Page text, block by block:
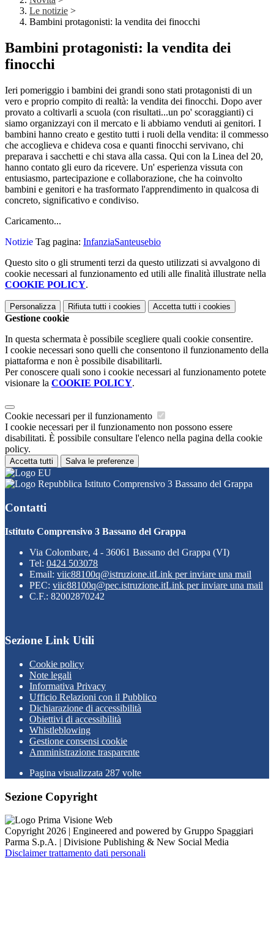
Le notizie >
Bambini protagonisti: la vendita dei finocchi
Bambini protagonisti: la vendita dei
finocchi
Ieri pomeriggio i bambini dei grandi sono stati protagonisti di un
vero e proprio compito di realtà: la vendita dei finocchi. Dopo aver
provato a coltivarli a scuola (con risultati...un po' scoraggianti) ci
siamo organizzayi con il mercato e li abbiamo venduti ai genitori. I
bambini hanno creato e gestito tutti i ruoli della vendita: il commesso
che accoglieva e chideva cosa e quanti finocchi servivano, chi
preparava i sacchetti e chi stava alla cassa. Qui con la Linea del 20,
hanno contato gli euro da ricevere. Un' esperienza vissuta con
entusiasmo, partecipazione e collaborazione, che ha coinvolto
bambini e genitori e ha trasformato l'apprendimento in qualcosa di
concreto, significativo e condiviso.
Caricamento...
Notizie Tag pagina: InfanziaSanteusebio
Questo sito o gli strumenti terzi da questo utilizzati si avvalgono di
cookie necessari al funzionamento ed utili alle finalità illustrate nella
COOKIE POLICY.
Personalizza Rifiuta tutti i cookies Accetta tutti i cookies
Gestione cookie
In questa schermata è possibile scegliere quali cookie consentire.
I cookie necessari sono quelli che consentono il funzionamento della
piattaforma e non è possibile disabilitarli.
Per conoscere quali sono i cookie necessari al funzionamento potete
visionare la COOKIE POLICY.
Cookie necessari per il funzionamento
I cookie necessari per il funzionamento non possono essere
disabilitati. È possibile consultare l'elenco nella pagina della cookie
policy.
Accetta tutti Salva le preferenze
Istituto Comprensivo 3 Bassano del Grappa
Contatti
Istituto Comprensivo 3 Bassano del Grappa
Via Colombare, 4 - 36061 Bassano del Grappa (VI)
Tel: 0424 503078
Email: viic88100q@istruzione.itLink per inviare una mail
PEC: viic88100q@pec.istruzione.itLink per inviare una mail
C.F.: 82002870242
Sezione Link Utili
Cookie policy
Note legali
Informativa Privacy
Ufficio Relazioni con il Pubblico
Dichiarazione di accessibilità
Obiettivi di accessibilità
Whistleblowing
Gestione consensi cookie
Amministrazione trasparente
Pagina visualizzata 287 volte
Sezione Copyright
Copyright 2026 | Engineered and powered by Gruppo Spaggiari
Parma S.p.A. | Divisione Publishing & New Social Media
Disclaimer trattamento dati personali